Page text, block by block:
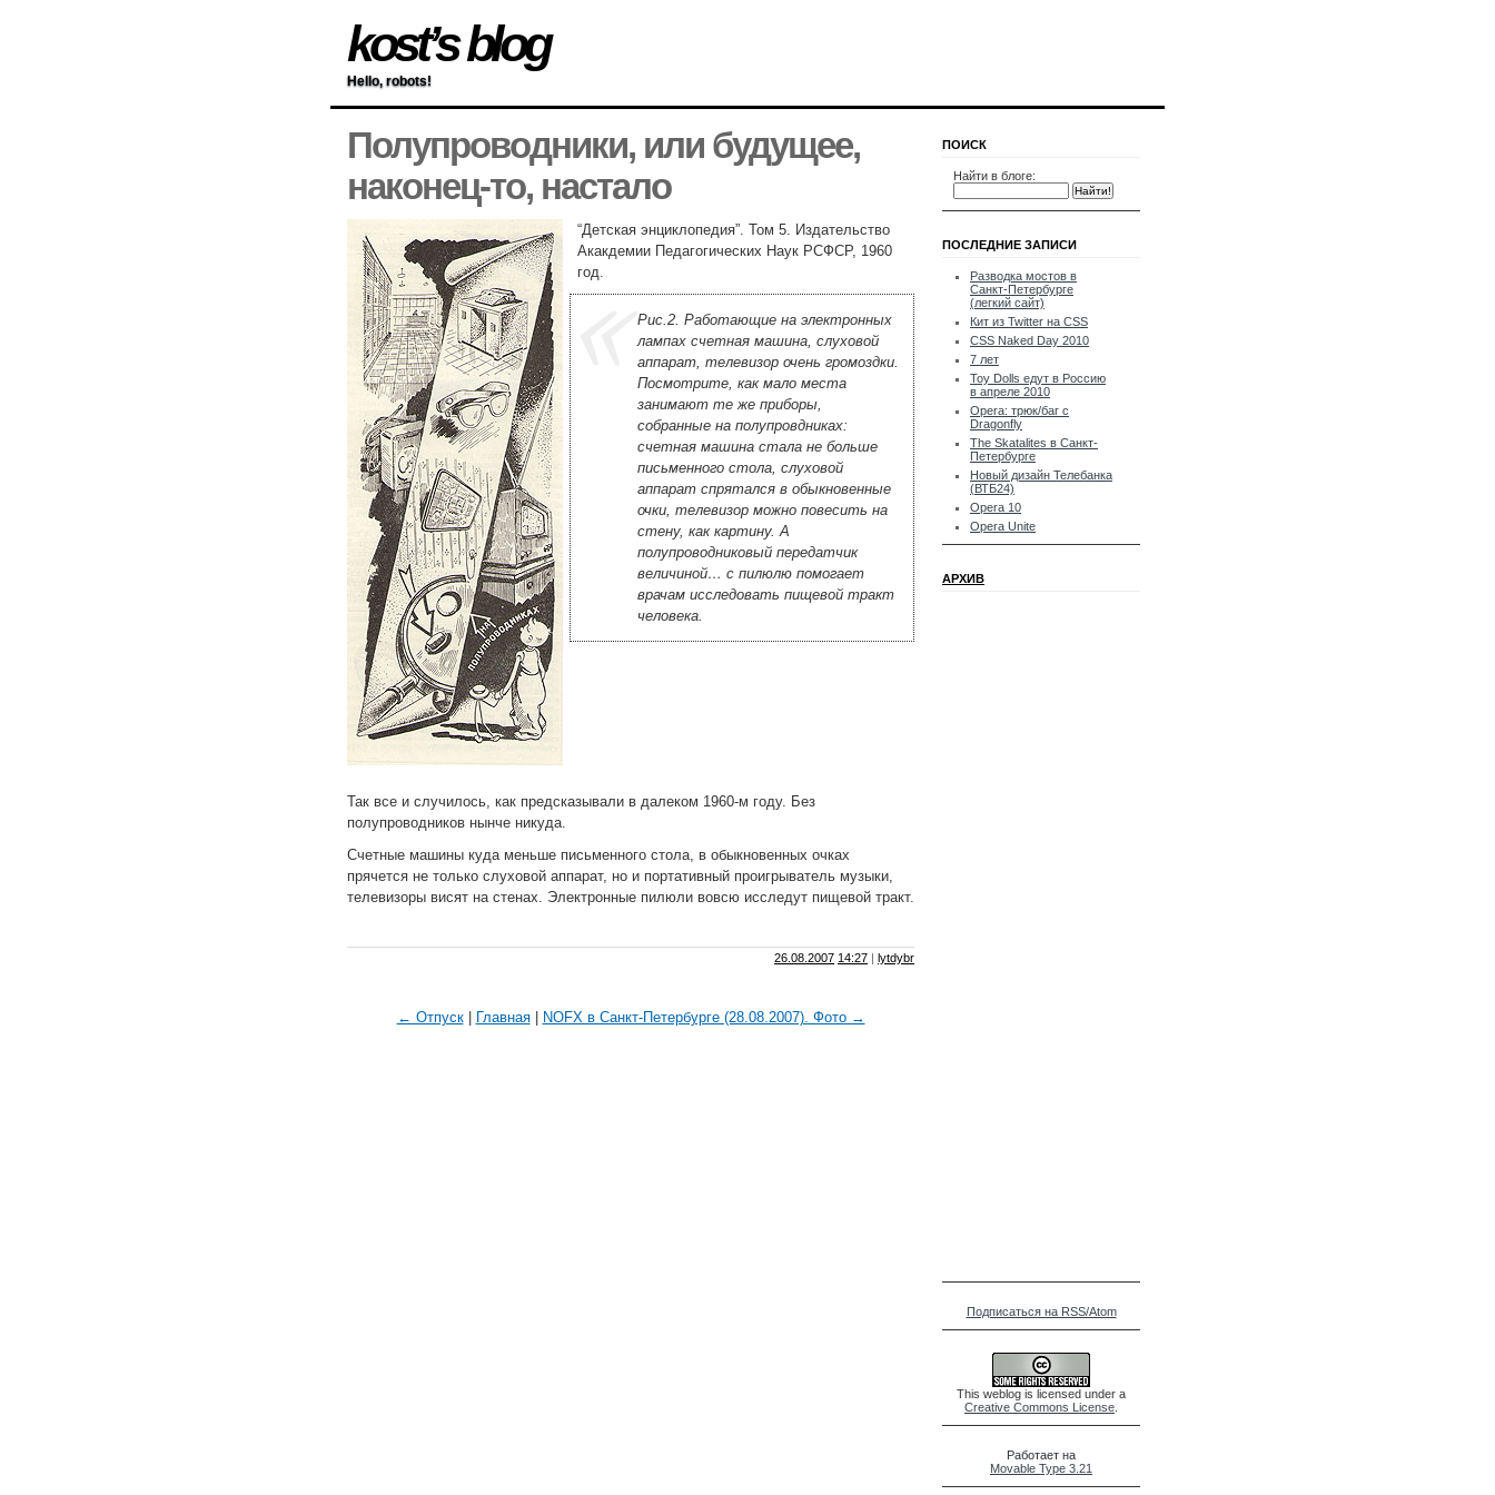
kost’s blog
Hello, robots!
Полупроводники, или будущее,
наконец-то, настало
“Детская энциклопедия”. Том 5. Издательство
Акакдемии Педагогических Наук РСФСР, 1960
год.
Рис.2. Работающие на электронных
лампах счетная машина, слуховой
аппарат, телевизор очень громоздки.
Посмотрите, как мало места
занимают те же приборы,
собранные на полупровдниках:
счетная машина стала не больше
письменного стола, слуховой
аппарат спрятался в обыкновенные
очки, телевизор можно повесить на
стену, как картину. А
полупроводниковый передатчик
величиной… с пилюлю помогает
врачам исследовать пищевой тракт
человека.
Так все и случилось, как предсказывали в далеком 1960-м году. Без
полупроводников нынче никуда.
Счетные машины куда меньше письменного стола, в обыкновенных очках
прячется не только слуховой аппарат, но и портативный проигрыватель музыки,
телевизоры висят на стенах. Электронные пилюли вовсю исследут пищевой тракт.
26.08.2007 14:27 | lytdybr
← Отпуск| Главная| NOFX в Санкт-Петербурге (28.08.2007). Фото →
ПОИСК
Найти в блоге:
ПОСЛЕДНИЕ ЗАПИСИ
Разводка мостов в
Санкт-Петербурге
(легкий сайт)
Кит из Twitter на CSS
CSS Naked Day 2010
7 лет
Toy Dolls едут в Россию
в апреле 2010
Opera: трюк/баг с
Dragonfly
The Skatalites в Санкт-
Петербурге
Новый дизайн Телебанка
(ВТБ24)
Opera 10
Opera Unite
АРХИВ
Подписаться на RSS/Atom
This weblog is licensed under a
Creative Commons License
Работает на
Movable Type 3.21